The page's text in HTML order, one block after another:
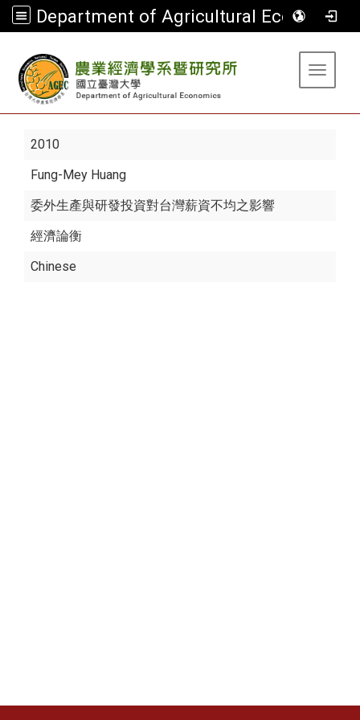
Department of Agricultural Economics
Toggle
2010
Fung-Mey Huang
委外生產與研發投資對台灣薪資不均之影響
經濟論衡
Chinese